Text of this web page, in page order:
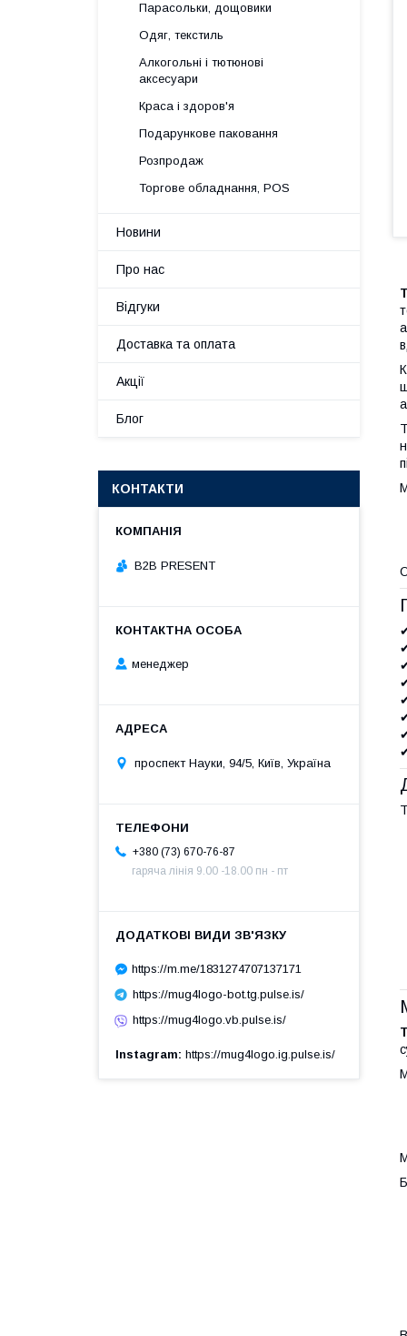
Парасольки, дощовики
Одяг, текстиль
Алкогольні і тютюнові
аксесуари
Краса і здоров'я
Подарункове паковання
Розпродаж
Торгове обладнання, POS
Новини
Про нас
Відгуки
Доставка та оплата
Акції
Блог
КОНТАКТИ
B2B PRESENT
менеджер
проспект Науки, 94/5, Київ, Україна
+380 (73) 670-76-87
гаряча лінія 9.00 -18.00 пн - пт
https://m.me/1831274707137171
https://mug4logo-bot.tg.pulse.is/
https://mug4logo.vb.pulse.is/
Instagram https://mug4logo.ig.pulse.is/